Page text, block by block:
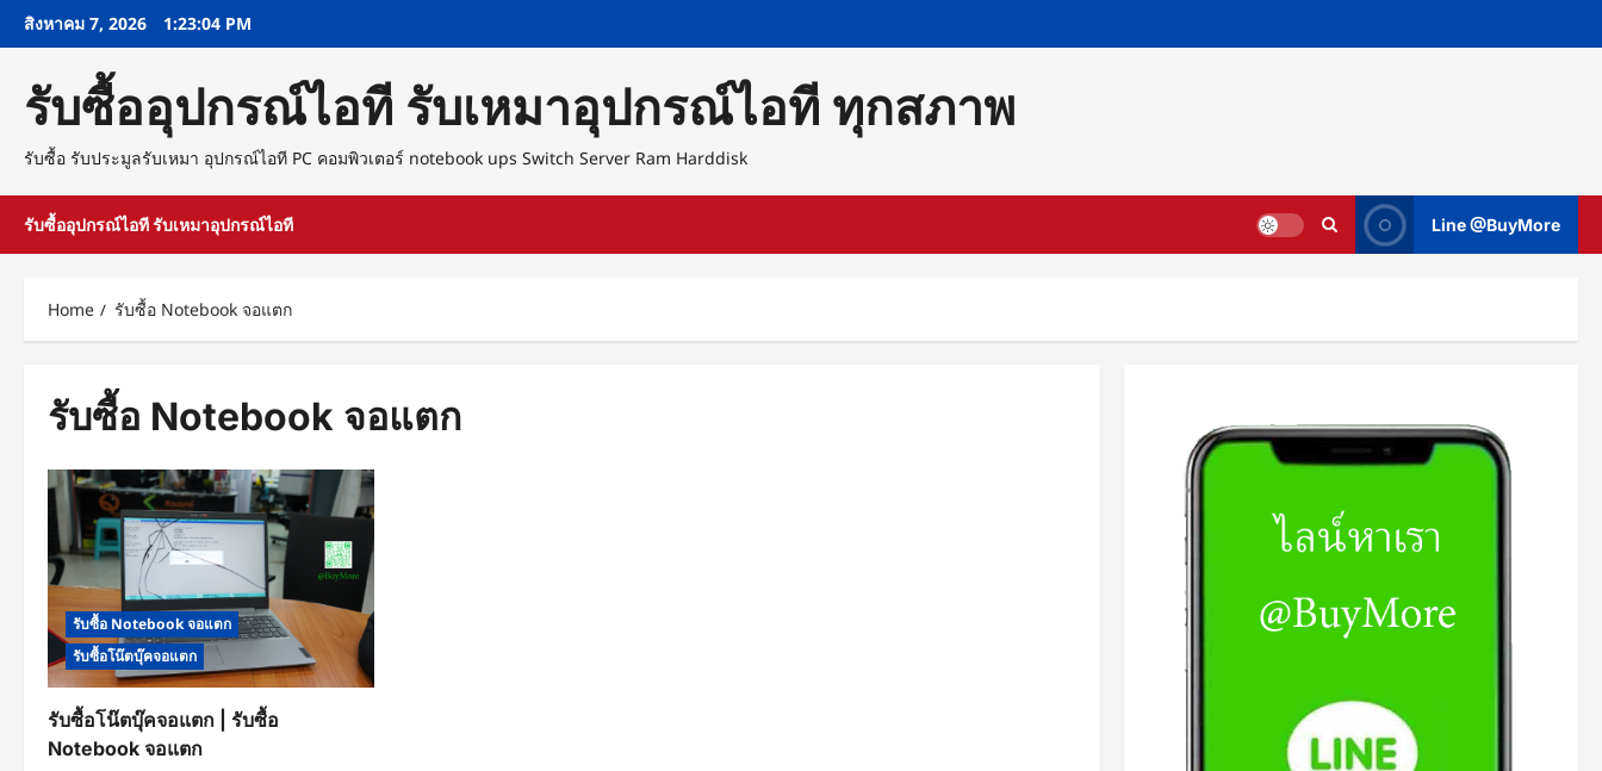
Skipสิงหาคม 7, 2026 1:23:04 PM
รับซื้ออุปกรณ์ไอที รับเหมาอุปกรณ์ไอที ทุกสภาพ
รับซื้อ รับประมูลรับเหมา อุปกรณ์ไอที PC คอมพิวเตอร์ notebook ups Switch Server Ram Harddisk
รับซื้ออุปกรณ์ไอที รับเหมาอุปกรณ์ไอที Line @BuyMore
Home รับซื้อ Notebook จอแตก
รับซื้อ Notebook จอแตก
รับซื้อ Notebook จอแตก
รับซื้อโน๊ตบุ๊คจอแตก
รับซื้อโน๊ตบุ๊คจอแตก | รับซื้อ
Notebook จอแตก